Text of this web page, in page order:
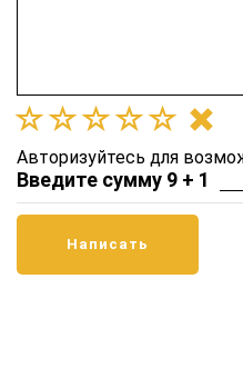
Авторизуйтесь для
Введите сумму 9 + 1